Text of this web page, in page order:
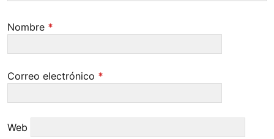
Nombre *
Correo electrónico *
Web